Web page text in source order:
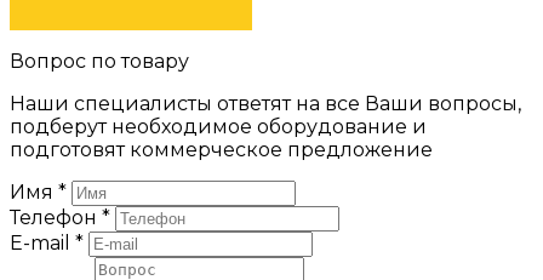
Вопрос по товару
Наши специалисты ответят на все Ваши вопросы,
подберут необходимое оборудование и
подготовят коммерческое предложение
Имя *
Телефон *
E-mail *